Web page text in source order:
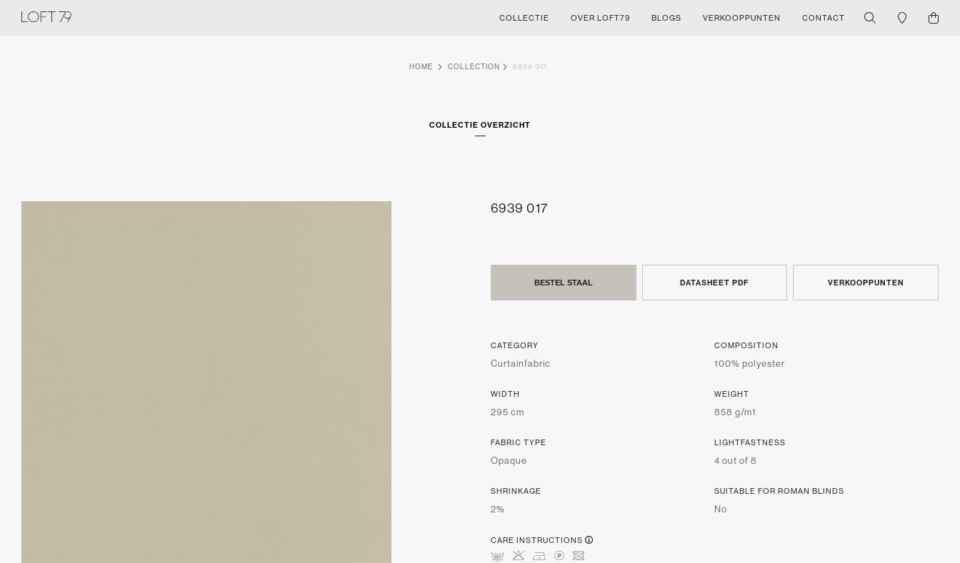
COLLECTIE OVER LOFT79 BLOGS VERKOOPPUNTEN CONTACT
HOME COLLECTION 6939 017
COLLECTIE OVERZICHT
6939 017
BESTEL STAAL DATASHEET PDF VERKOOPPUNTEN
CATEGORY
Curtainfabric
COMPOSITION
100% polyester
WIDTH
295 cm
WEIGHT
858 g/m1
FABRIC TYPE
Opaque
LIGHTFASTNESS
4 out of 8
SHRINKAGE
2%
SUITABLE FOR ROMAN BLINDS
No
CARE INSTRUCTIONS
mHDLU